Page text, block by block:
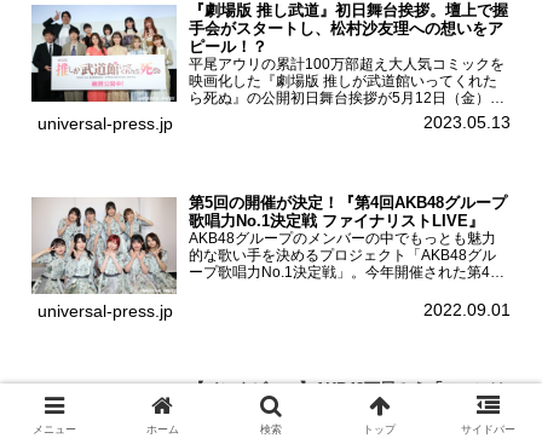
『劇場版 推し武道』初日舞台挨拶。壇上で握
手会がスタートし、松村沙友理への想いをア
ピール！？
平尾アウリの累計100万部超え大人気コミックを
映画化した『劇場版 推しが武道館いってくれた
ら死ぬ』の公開初日舞台挨拶が5月12日（金）新
宿バルト9で開催され、出演者の松村沙友理、中
村里帆、MOMO(@onefive)、KANO(@onefi...
universal-press.jp 2023.05.13
第5回の開催が決定！『第4回AKB48グループ
歌唱力No.1決定戦 ファイナリストLIVE』
AKB48グループのメンバーの中でもっとも魅力
的な歌い手を決めるプロジェクト「AKB48グル
ープ歌唱力No.1決定戦」。今年開催された第4回
る一夜限りのライブイベント「ファイナリスト
universal-press.jp 2022.09.01
【インタビュー】AKB48下尾みう「ファンは
推しに似るって本当なんだな」1st写真集を発
メニュー ホーム 検索 トップ サイドバー